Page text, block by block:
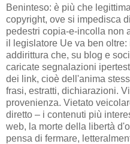
Beninteso: è più che
copyright, ove si impedisca
pedestri copia-e-incolla non
il legislatore Ue va ben oltre:
addirittura che, su blog e
caricate segnalazioni
dei link, cioè dell'anima
frasi, estratti, dichiarazioni.
provenienza. Vietato
diretto – i contenuti più
web, la morte della libertà
pensa di fermare,